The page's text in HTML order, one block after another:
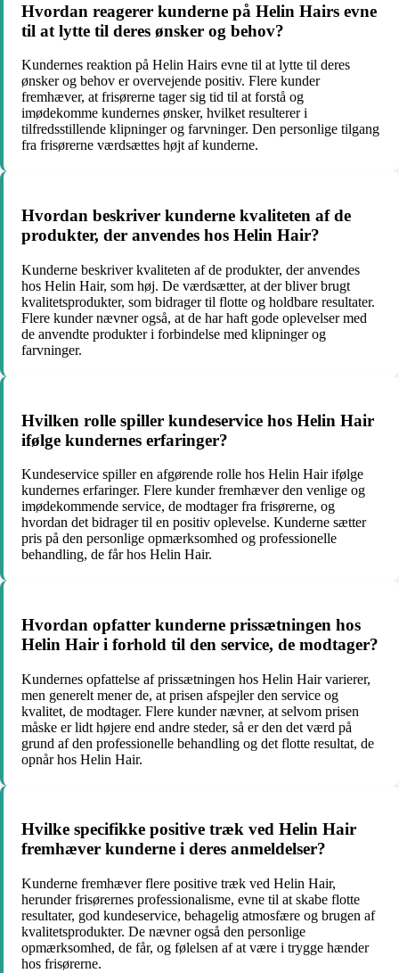
Hvordan reagerer kunderne på Helin Hairs evne
til at lytte til deres ønsker og behov?
Kundernes reaktion på Helin Hairs evne til at lytte til deres
ønsker og behov er overvejende positiv. Flere kunder
fremhæver, at frisørerne tager sig tid til at forstå og
imødekomme kundernes ønsker, hvilket resulterer i
tilfredsstillende klipninger og farvninger. Den personlige tilgang
fra frisørerne værdsættes højt af kunderne.
Hvordan beskriver kunderne kvaliteten af de
produkter, der anvendes hos Helin Hair?
Kunderne beskriver kvaliteten af de produkter, der anvendes
hos Helin Hair, som høj. De værdsætter, at der bliver brugt
kvalitetsprodukter, som bidrager til flotte og holdbare resultater.
Flere kunder nævner også, at de har haft gode oplevelser med
de anvendte produkter i forbindelse med klipninger og
farvninger.
Hvilken rolle spiller kundeservice hos Helin Hair
ifølge kundernes erfaringer?
Kundeservice spiller en afgørende rolle hos Helin Hair ifølge
kundernes erfaringer. Flere kunder fremhæver den venlige og
imødekommende service, de modtager fra frisørerne, og
hvordan det bidrager til en positiv oplevelse. Kunderne sætter
pris på den personlige opmærksomhed og professionelle
behandling, de får hos Helin Hair.
Hvordan opfatter kunderne prissætningen hos
Helin Hair i forhold til den service, de modtager?
Kundernes opfattelse af prissætningen hos Helin Hair varierer,
men generelt mener de, at prisen afspejler den service og
kvalitet, de modtager. Flere kunder nævner, at selvom prisen
måske er lidt højere end andre steder, så er den det værd på
grund af den professionelle behandling og det flotte resultat, de
opnår hos Helin Hair.
Hvilke specifikke positive træk ved Helin Hair
fremhæver kunderne i deres anmeldelser?
Kunderne fremhæver flere positive træk ved Helin Hair,
herunder frisørernes professionalisme, evne til at skabe flotte
resultater, god kundeservice, behagelig atmosfære og brugen af
kvalitetsprodukter. De nævner også den personlige
opmærksomhed, de får, og følelsen af at være i trygge hænder
hos frisørerne.